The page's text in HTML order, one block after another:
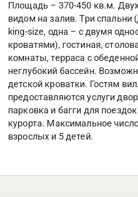
Площадь – 370-450 кв.м.
видом на залив. Три спальни
king-size, одна – с двумя
кроватями), гостиная,
комнаты, терраса с
неглубокий бассейн.
детской кроватки. Гостям
предоставляются услуги
парковка и багги для
курорта. Максимальное
взрослых и 5 детей.